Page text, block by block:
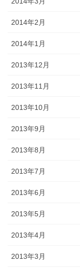
2014年2月
2014年1月
2013年12月
2013年11月
2013年10月
2013年9月
2013年8月
2013年7月
2013年6月
2013年5月
2013年4月
2013年3月